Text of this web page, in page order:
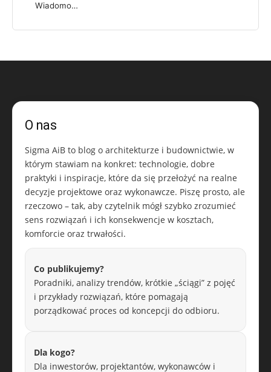
Wiadomo…
O nas
Sigma AiB to blog o architekturze i budownictwie, w
którym stawiam na konkret: technologie, dobre
praktyki i inspiracje, które da się przełożyć na realne
decyzje projektowe oraz wykonawcze. Piszę prosto, ale
rzeczowo – tak, aby czytelnik mógł szybko zrozumieć
sens rozwiązań i ich konsekwencje w kosztach,
komforcie oraz trwałości.
Co publikujemy?
Poradniki, analizy trendów, krótkie „ściągi” z pojęć
i przykłady rozwiązań, które pomagają
porządkować proces od koncepcji do odbioru.
Dla kogo?
Dla inwestorów, projektantów, wykonawców i